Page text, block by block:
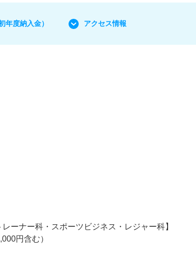
初年度納入金） アクセス情報
ーナー科・スポーツビジネス・レジャー科】
円含む）